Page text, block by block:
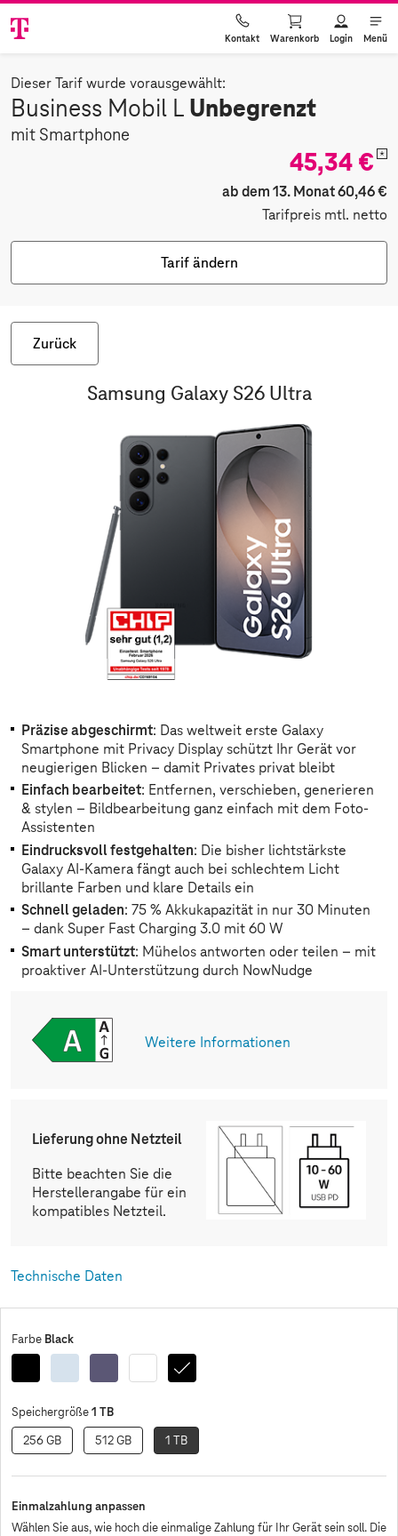
Kontakt Warenkorb Login Menü
Dieser Tarif wurde vorausgewählt:
Business Mobil L Unbegrenzt
mit Smartphone
45,34 € *
ab dem 13. Monat 60,46 €
Tarifpreis mtl. netto
Tarif ändern
Zurück
Samsung Galaxy S26 Ultra
Präzise abgeschirmt: Das weltweit erste Galaxy
Smartphone mit Privacy Display schützt Ihr Gerät vor
neugierigen Blicken – damit Privates privat bleibt
Einfach bearbeitet: Entfernen, verschieben, generieren
& stylen – Bildbearbeitung ganz einfach mit dem Foto-
Assistenten
Eindrucksvoll festgehalten: Die bisher lichtstärkste
Galaxy AI-Kamera fängt auch bei schlechtem Licht
brillante Farben und klare Details ein
Schnell geladen: 75 % Akkukapazität in nur 30 Minuten
– dank Super Fast Charging 3.0 mit 60 W
Smart unterstützt: Mühelos antworten oder teilen – mit
proaktiver AI-Unterstützung durch NowNudge
Weitere Informationen
Lieferung ohne Netzteil
Bitte beachten Sie die
Herstellerangabe für ein
kompatibles Netzteil.
Technische Daten
Farbe Black
Black
Enterprise
Sky
Blue
Cobalt
Violet
White Black
Speichergröße 1 TB
256 GB 512 GB 1 TB
Einmalzahlung anpassen
Wählen Sie aus, wie hoch die einmalige Zahlung für Ihr Gerät sein soll. Die